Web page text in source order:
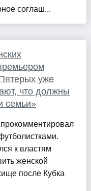
соглаш...
уже
что должны
семьи»
к властям
женской
после Кубка